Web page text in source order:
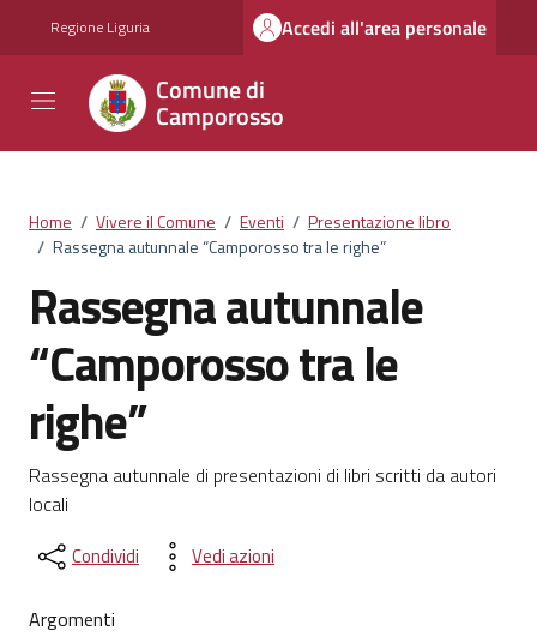
Regione Liguria Accedi all'area personale
Comune di
Camporosso
Home / Vivere il Comune / Eventi / Presentazione libro
/ Rassegna autunnale “Camporosso tra le righe”
Rassegna autunnale
“Camporosso tra le
righe”
Rassegna autunnale di presentazioni di libri scritti da autori
locali
Condividi Vedi azioni
Argomenti